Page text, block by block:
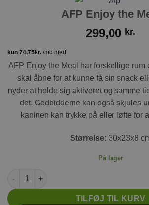
AFP Enjoy the
299,00 kr.
AFP Enjoy the Meal har forskellige rum
skal åbne for at kunne få sin snack
nyder at holde sig aktiveret og samme
det. Godbidderne kan også skjules
kaninen kan trykke på eller løfte for
Størrelse: 30x23x8
På lager
AFP Enjoy the Meal antal
TILFØJ TIL KURV